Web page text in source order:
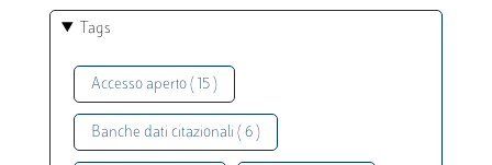
Tags
Accesso aperto ( 15 )
Banche dati citazionali ( 6 )